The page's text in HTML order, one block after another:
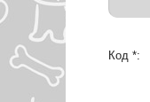
Код *: